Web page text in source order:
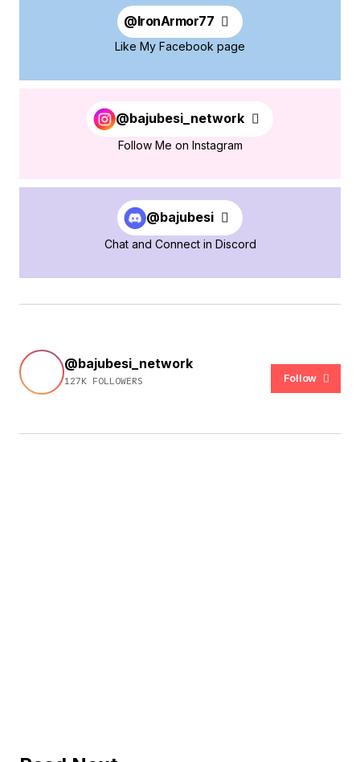
@IronArmor77
Like My Facebook page
@bajubesi_network
Follow Me on Instagram
@bajubesi
Chat and Connect in Discord
@bajubesi_network
127K FOLLOWERS Follow